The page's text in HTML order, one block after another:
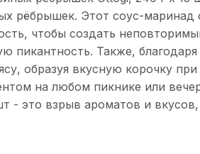
рёбрышек. Этот соус-маринад
чтобы создать
пикантность. Также,
образуя вкусную корочку
на любом пикнике или
- это взрыв ароматов и